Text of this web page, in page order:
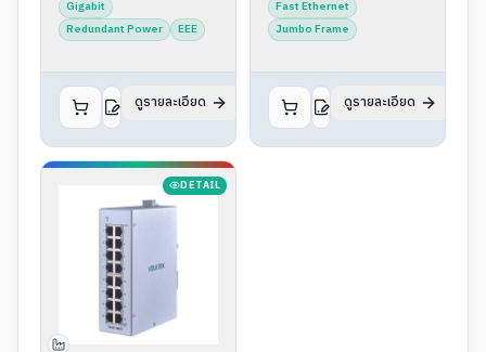
Gigabit
Redundant Power
EEE
ดูรายละเอียด
Fast Ethernet
Jumbo Frame
ดูรายละเอียด
DETAIL